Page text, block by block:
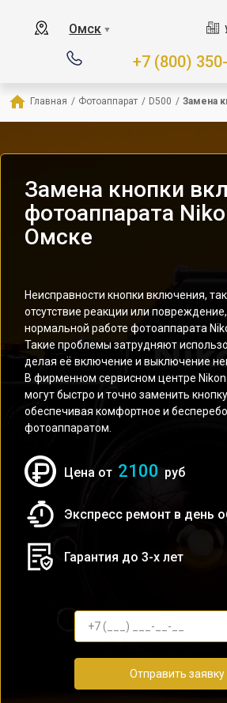
Омск ▼
+7 (800)
Главная / Фотоаппарат / D500 / Замена
Замена кнопки
фотоаппарата
Омске
Неисправности кнопки включения,
отсутствие реакции или
нормальной работе фотоаппарата
Такие проблемы затрудняют
делая её включение и выключение
В фирменном сервисном центре
могут быстро и точно заменить
обеспечивая комфортное и
фотоаппаратом.
Цена от 2100 руб
Экспресс ремонт в день
Гарантия до 3-х лет
Отправить заявку